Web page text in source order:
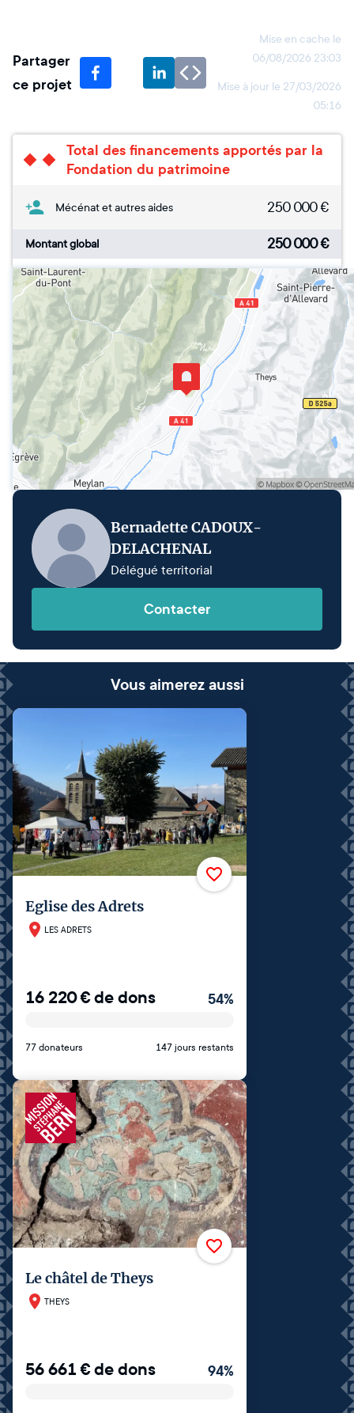
Partager
ce projet
Mise en cache le
06/08/2026 23:03
Mise à jour le 27/03/2026
05:16
Total des financements apportés par la
Fondation du patrimoine
Mécénat et autres aides 250 000€
Montant global 250 000€
Bernadette CADOUX-
DELACHENAL
Délégué territorial
Contacter
Vous aimerez aussi
Eglise des Adrets
LES ADRETS
16 220€de dons 54%
77 donateurs 147 jours restants
Le châtel de Theys
THEYS
56 661€de dons 94%